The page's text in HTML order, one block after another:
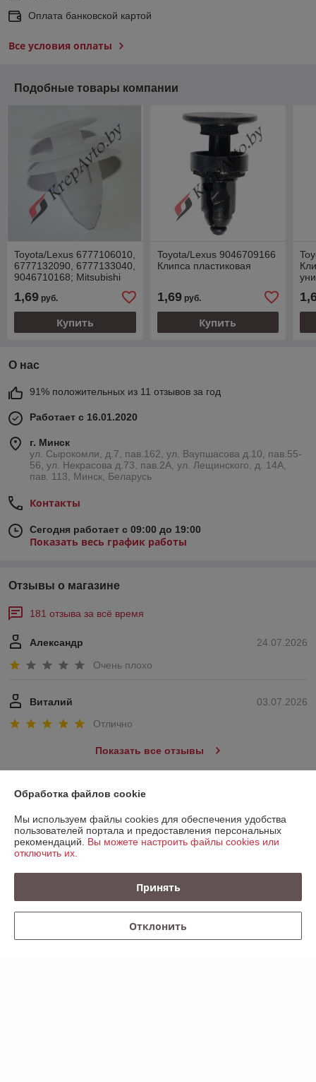
Оплата банковской картой
Все условия оплаты
Подобные товары компании
Toyota/Lexus 6777106010,
6777132090, 6777133040,
9046710168; Mitsubishi
пластиковая
1,69 руб.
Купить
Toyota/Lexus 9046709166
Клипса пластиковая
1,69руб.
Купить
О нас
91% положительных из 11 отзывов за год
Работает с 16.01.2020
г. Минск
ул. Сырокомли, д.7, пав.162, ул. Ваупшасова д.10, пав.55-
56, ул. Некрасова д.73, пав.2А, ул. Лещинского, д. 14А,
пав. 113, Минск, Беларусь
Контакты
Сегодня работает с 09:00 до 19:00
Показать весь график работы
Отзывы о магазине
181 отзыва за всё время
24.07.2026
Александр
Очень плохо
03.07.2026
Виталий
Отлично
Показать все отзывы
О нас
Контакты
График работы
Обработка файлов cookie
Мы используем файлы cookies для обеспечения удобства
пользователей портала и предоставления персональных
рекомендаций. Вы можете настроить файлы cookies или
отключить их.
Принять
Отклонить